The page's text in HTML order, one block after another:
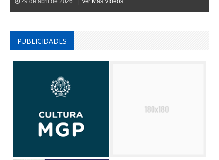
29 de abril de 2026 | Ver Mas Vídeos
PUBLICIDADES